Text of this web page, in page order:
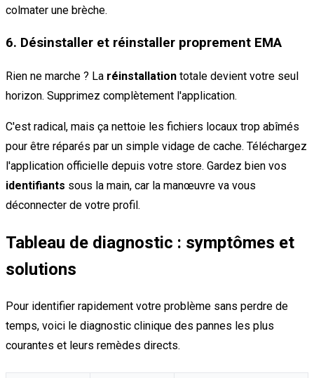
colmater une brèche.
6. Désinstaller et réinstaller proprement EMA
Rien ne marche ? La réinstallation totale devient votre seul
horizon. Supprimez complètement l'application.
C'est radical, mais ça nettoie les fichiers locaux trop abîmés
pour être réparés par un simple vidage de cache. Téléchargez
l'application officielle depuis votre store. Gardez bien vos
identifiants sous la main, car la manœuvre va vous
déconnecter de votre profil.
Tableau de diagnostic : symptômes et
solutions
Pour identifier rapidement votre problème sans perdre de
temps, voici le diagnostic clinique des pannes les plus
courantes et leurs remèdes directs.